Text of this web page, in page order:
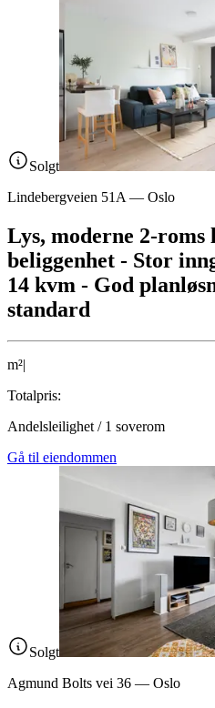
Solgt
Lindebergveien 51A — Oslo
Lys, moderne 2-roms
beliggenhet - Stor
14 kvm - God
standard
m²|
Totalpris:
Andelsleilighet / 1 soverom
Gå til eiendommen
Solgt
Agmund Bolts vei 36 — Oslo